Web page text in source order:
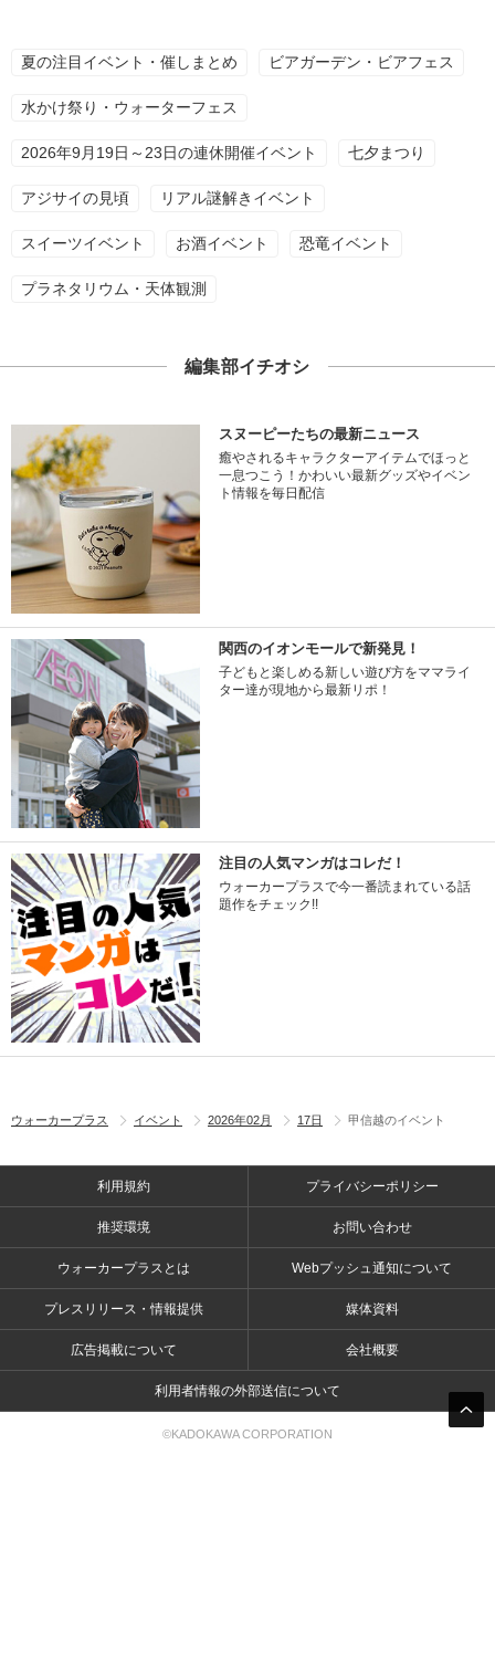
夏の注目イベント・催しまとめ ビアガーデン・ビアフェス
水かけ祭り・ウォーターフェス
2026年9月19日～23日の連休開催イベント 七夕まつり
アジサイの見頃 リアル謎解きイベント
スイーツイベント お酒イベント 恐竜イベント
プラネタリウム・天体観測
編集部イチオシ
スヌーピーたちの最新ニュース
癒やされるキャラクターアイテムでほっと
一息つこう！かわいい最新グッズやイベン
ト情報を毎日配信
関西のイオンモールで新発見！
子どもと楽しめる新しい遊び方をママライ
ター達が現地から最新リポ！
注目の人気マンガはコレだ！
ウォーカープラスで今一番読まれている話
題作をチェック!!
ウォーカープラス イベント 2026年02月 17日 甲信越のイベント
利用規約 プライバシーポリシー
推奨環境 お問い合わせ
ウォーカープラスとは Webプッシュ通知について
プレスリリース・情報提供 媒体資料
広告掲載について 会社概要
利用者情報の外部送信について
©KADOKAWA CORPORATION